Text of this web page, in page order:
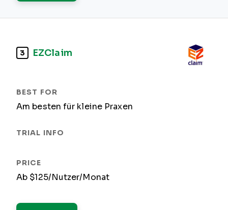
3 EZClaim
Am besten für kleine Praxen
Ab $125/Nutzer/Monat